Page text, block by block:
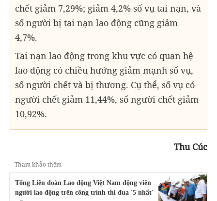
chết giảm 7,29%; giảm 4,2% số vụ tai nạn, và
số người bị tai nạn lao động cũng giảm
4,7%.
Tai nạn lao động trong khu vực có quan hệ
lao động có chiều hướng giảm mạnh số vụ,
số người chết và bị thương. Cụ thể, số vụ có
người chết giảm 11,44%, số người chết giảm
10,92%.
Thu Cúc
Tham khảo thêm
Tổng Liên đoàn Lao động Việt Nam động viên
người lao động trên công trình thi đua '5 nhất'